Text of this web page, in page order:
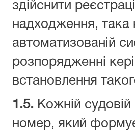
здійснити
надходження, така
автоматизованій
розпорядженні
встановлення
1.5. Кожній
номер, який